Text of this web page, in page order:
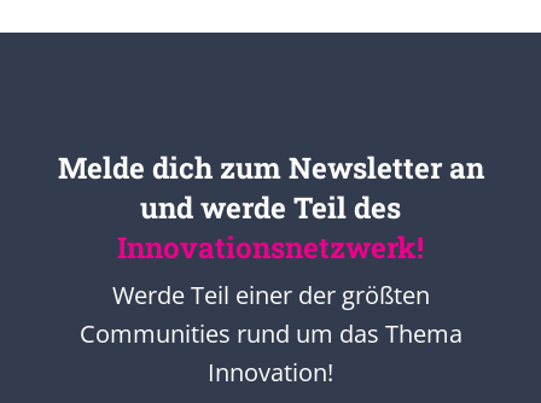
Melde dich zum Newsletter an
und werde Teil des
Innovationsnetzwerk!
Werde Teil einer der größten
Communities rund um das Thema
Innovation!